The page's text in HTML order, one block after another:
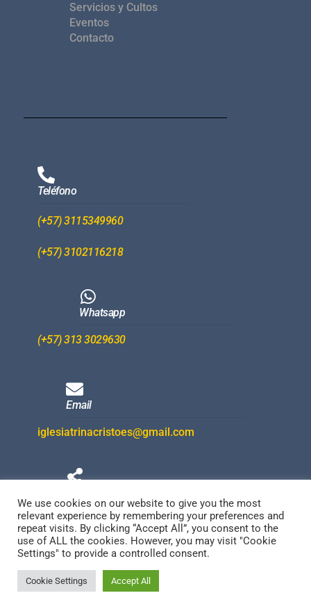
Servicios y Cultos
Eventos
Contacto
Teléfono
(+57) 3115349960
(+57) 3102116218
Whatsapp
(+57) 313 3029630
Email
iglesiatrinacristoes@gmail.com
We use cookies on our website to give you the most
relevant experience by remembering your preferences and
repeat visits. By clicking “Accept All”, you consent to the
use of ALL the cookies. However, you may visit "Cookie
Settings" to provide a controlled consent.
Cookie Settings Accept All